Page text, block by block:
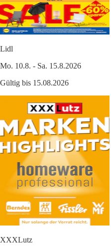
Lidl
Mo. 10.8. - Sa. 15.8.2026
Gültig bis 15.08.2026
XXXLutz